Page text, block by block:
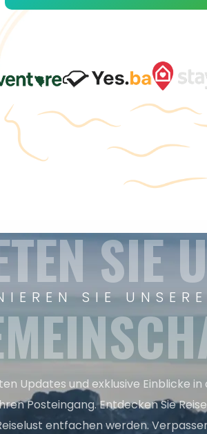
SIESIE
Updates und exklusive Einblicke
Posteingang. Entdecken Sie
entfachen werden.